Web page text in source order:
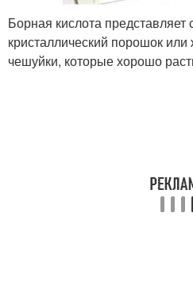
Борная кислота
кристаллический порошок
чешуйки, которые хорошо